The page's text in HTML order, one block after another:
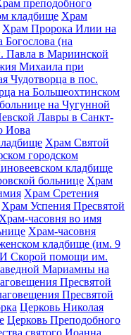
преподобного
кладбище Храм
Храм Пророка Илии на
(на
Павла в Мариинской
Михаила при
Чудотворца в пос.
на Большеохтинском
на Чугунной
Лавры в Санкт-
Иова
Храм Святой
городском
кладбище
больнице Храм
Храм Сретения
Храм Успения Пресвятой
Храм-часовня во имя
Храм-часовня
кладбище (им. 9
Скорой помощи им.
Мариамны на
Пресвятой
Пресвятой
Церковь Николая
Церковь Преподобного
святого Иоанна